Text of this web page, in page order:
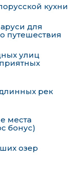
кухни
для
путешествия
улиц
рек
места
бонус)
озер